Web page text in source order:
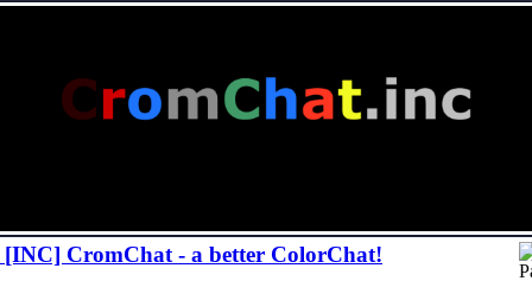
[INC] CromChat - a better ColorChat!